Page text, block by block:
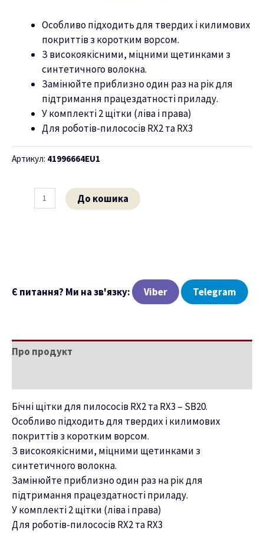
Особливо підходить для твердих і килимових
покриттів з коротким ворсом.
З високоякісними, міцними щетинками з
синтетичного волокна.
Замінюйте приблизно один раз на рік для
підтримання працездатності приладу.
У комплекті 2 щітки (ліва і права)
Для роботів-пилососів RX2 та RX3
Артикул: 41996664EU1
До кошика
Є питання? Ми на зв'язку: Viber Telegram
Про продукт
Бічні щітки для пилососів RX2 та RX3 – SB20.
Особливо підходить для твердих і килимових
покриттів з коротким ворсом.
З високоякісними, міцними щетинками з
синтетичного волокна.
Замінюйте приблизно один раз на рік для
підтримання працездатності приладу.
У комплекті 2 щітки (ліва і права)
Для роботів-пилососів RX2 та RX3